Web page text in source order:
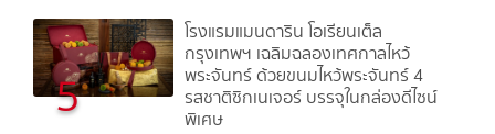
5
โรงแรมแมนดาริน โอเรียนเต็ล
กรุงเทพฯ เฉลิมฉลองเทศกาลไหว้
พระจันทร์ ด้วยขนมไหว้พระจันทร์ 4
รสชาติซิกเนเจอร์ บรรจุในกล่องดีไซน์
พิเศษ